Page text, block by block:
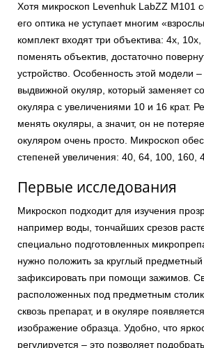
Хотя микроскоп Levenhuk LabZZ M101
его оптика не уступает многим
комплект входят три объектива: 4x,
поменять объектив, достаточно
устройство. Особенность этой модели
выдвижной окуляр, который заменяет
окуляра с увеличениями 10 и 16 крат.
менять окуляры, а значит, он не
окуляром очень просто. Микроскоп
степеней увеличения: 40, 64, 100, 160,
Первые исследования
Микроскоп подходит для изучения
например воды, тончайших срезов
специально подготовленных
нужно положить за круглый предметный
зафиксировать при помощи зажимов.
расположенных под предметным
сквозь препарат, и в окуляре
изображение образца. Удобно, что
регулируется – это позволяет